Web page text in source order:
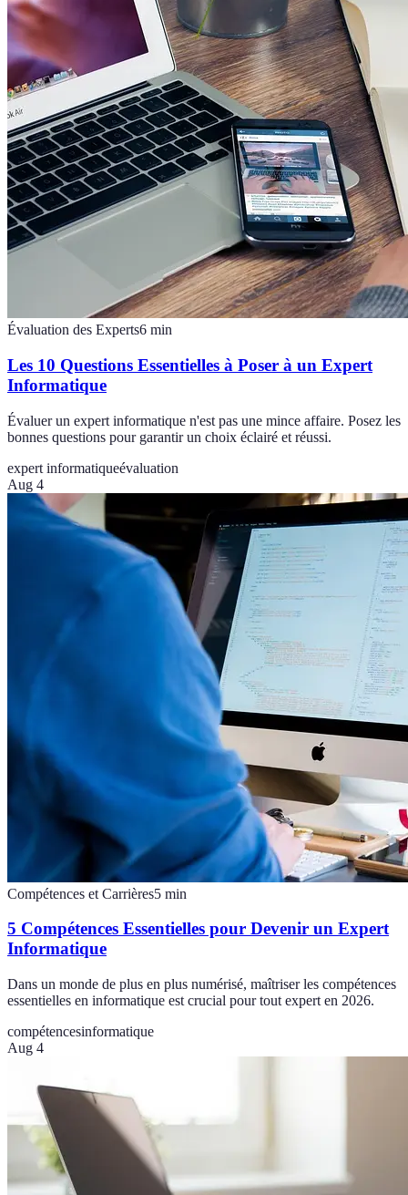
Évaluation des Experts6 min
Les 10 Questions Essentielles à Poser à un Expert
Informatique
Évaluer un expert informatique n'est pas une mince affaire. Posez les
bonnes questions pour garantir un choix éclairé et réussi.
expert informatiqueévaluation
Aug 4
Compétences et Carrières5 min
5 Compétences Essentielles pour Devenir un Expert
Informatique
Dans un monde de plus en plus numérisé, maîtriser les compétences
essentielles en informatique est crucial pour tout expert en 2026.
compétencesinformatique
Aug 4